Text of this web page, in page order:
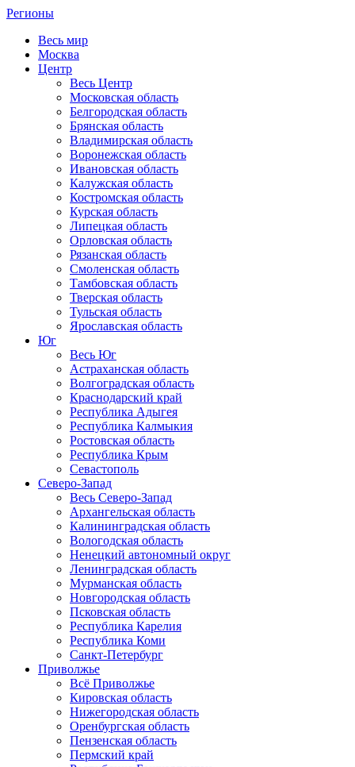
Регионы
Весь мир
Москва
Центр
Весь Центр
Московская область
Белгородская область
Брянская область
Владимирская область
Воронежская область
Ивановская область
Калужская область
Костромская область
Курская область
Липецкая область
Орловская область
Рязанская область
Смоленская область
Тамбовская область
Тверская область
Тульская область
Ярославская область
Юг
Весь Юг
Астраханская область
Волгоградская область
Краснодарский край
Республика Адыгея
Республика Калмыкия
Ростовская область
Республика Крым
Севастополь
Северо-Запад
Весь Северо-Запад
Архангельская область
Калининградская область
Вологодская область
Ненецкий автономный округ
Ленинградская область
Мурманская область
Новгородская область
Псковская область
Республика Карелия
Республика Коми
Санкт-Петербург
Приволжье
Всё Приволжье
Кировская область
Нижегородская область
Оренбургская область
Пензенская область
Пермский край